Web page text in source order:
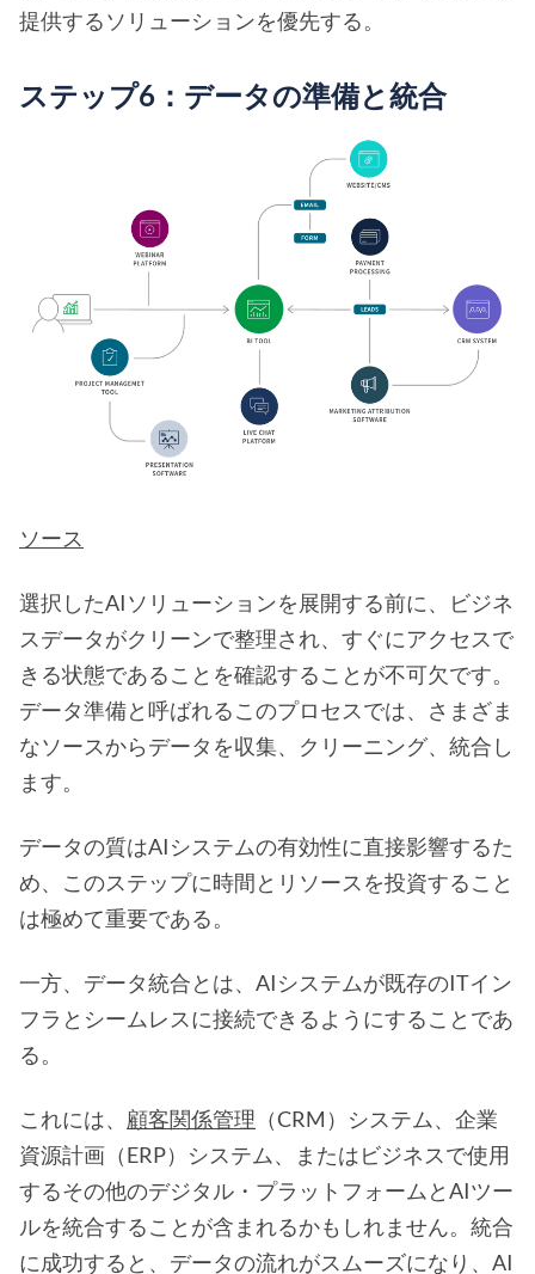
提供するソリューションを優先する。
ステップ6：データの準備と統合
ソース
選択したAIソリューションを展開する前に、ビジネ
スデータがクリーンで整理され、すぐにアクセスで
きる状態であることを確認することが不可欠です。
データ準備と呼ばれるこのプロセスでは、さまざま
なソースからデータを収集、クリーニング、統合し
ます。
データの質はAIシステムの有効性に直接影響するた
め、このステップに時間とリソースを投資すること
は極めて重要である。
一方、データ統合とは、AIシステムが既存のITイン
フラとシームレスに接続できるようにすることであ
る。
これには、 顧客関係管理 （CRM）システム、企業
資源計画（ERP）システム、またはビジネスで使用
するその他のデジタル・プラットフォームとAIツー
ルを統合することが含まれるかもしれません。統合
に成功すると、データの流れがスムーズになり、AI